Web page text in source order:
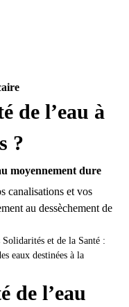
de l’eau à
?
moyennement dure
canalisations et vos
au dessèchement de
et de la Santé :
eaux destinées à la
de l’eau